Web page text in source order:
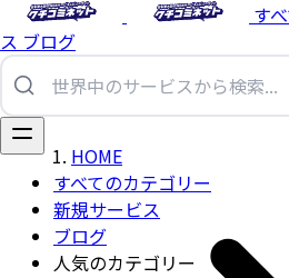
す
ス ブログ
すべてのカテゴリー
新規サービス
ブログ
人気のカテゴリー
HOME